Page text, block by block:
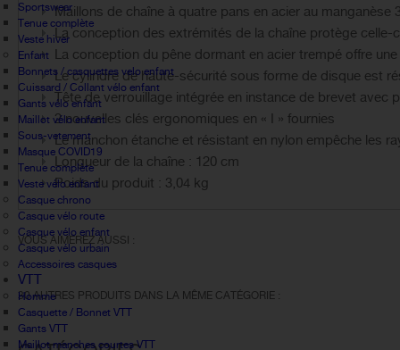
Sportswear
Tenue complète
Veste hiver
Enfant
Bonnets / casquettes velo enfant
Cuissard / Collant vélo enfant
Gants vélo enfant
Maillot vélo enfant
Sous-vetement
Masque COVID19
Tenue complète
Veste vélo enfant
Casque chrono
Casque vélo route
Casque vélo enfant
Casque vélo urbain
Accessoires casques
VTT
Homme
Casquette / Bonnet VTT
Gants VTT
Maillot manches courtes VTT
Maillons de chaîne à quatre pans en acier au manganèse
La conception des extrémités de la chaîne protège
La conception du pêne dormant en acier trempé offre
Le cylindre de haute-sécurité sous forme de disque est
Tête de verrouillage intégrée en instance de brevet avec
2 nouvelles clés ergonomiques en « I » fournies
Le manchon étanche et résistant en nylon empêche les
Longueur de la chaîne : 120 cm
Poids du produit : 3,04 kg
VOUS AIMEREZ AUSSI :
30 AUTRES PRODUITS DANS LA MÊME CATÉGORIE :